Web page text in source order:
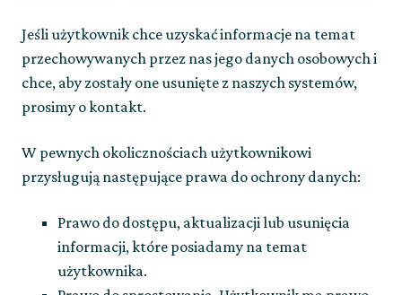
Jeśli użytkownik chce uzyskać informacje na temat
przechowywanych przez nas jego danych osobowych i
chce, aby zostały one usunięte z naszych systemów,
prosimy o kontakt.
W pewnych okolicznościach użytkownikowi
przysługują następujące prawa do ochrony danych:
Prawo do dostępu, aktualizacji lub usunięcia
informacji, które posiadamy na temat
użytkownika.